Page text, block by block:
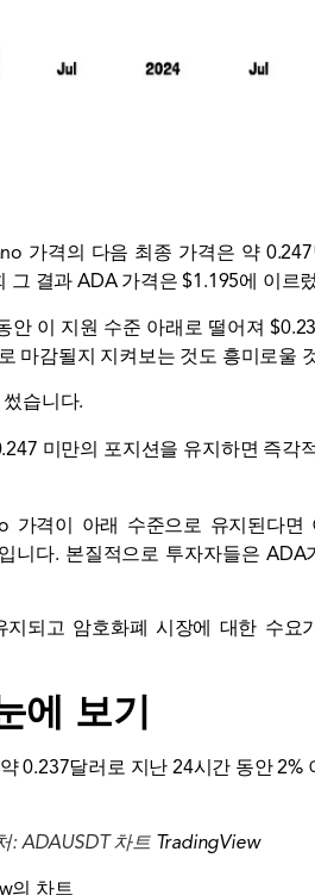
가격의 다음 최종 가격은 약
그 결과 ADA 가격은 $1.195에 이르
안 이 지원 수준 아래로 떨어져
마감될지 지켜보는 것도 흥미로울
습니다.
미만의 포지션을 유지하면 즉
가격이 아래 수준으로 유지된다면
니다. 본질적으로 투자자들은
되고 암호화폐 시장에 대한 수
에 보기
0.237달러로 지난 24시간 동안 2%
: ADAUSDT 차트 TradingView
의 차트